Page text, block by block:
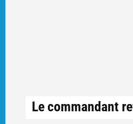
Le commandant